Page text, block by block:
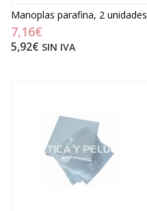
Manoplas parafina, 2 unidades
7,16€
5,92€ SIN IVA